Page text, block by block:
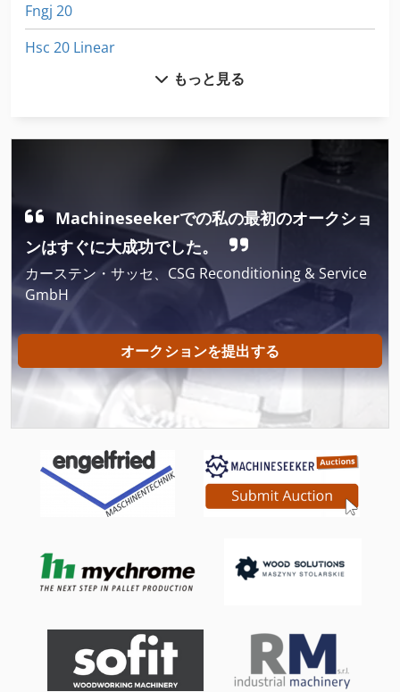
Fngj 20
Hsc 20 Linear
Ls 703
Meh 5 2 1 8 B
Multi Mover
Mvh 5 1 4 B
Ng 200
ファン 送風機
大きな トラック
工業用ミシン
搬送 コンベア
汎用 旋盤
産業 用 ロボット
産業用ロボット
もっと見る
Machineseekerでの私の最初のオークショ
ンはすぐに大成功でした。
カーステン・サッセ、CSG Reconditioning & Service
GmbH
オークションを提出する